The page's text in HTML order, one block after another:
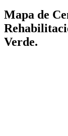
Mapa de
Verde.